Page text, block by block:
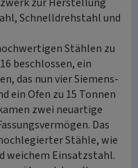
Schnelldrehstahl und
Stählen zu
beschlossen, ein
das nun vier Siemens-
ein Ofen zu 15 Tonnen
zwei neuartige
Das
Stähle, wie
weichem Einsatzstahl.